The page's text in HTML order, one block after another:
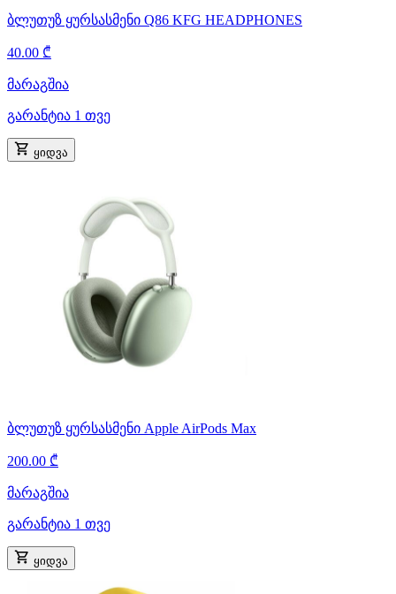
ბლუთუზ ყურსასმენი Q86 KFG HEADPHONES
40.00 ₾
მარაგშია
გარანტია 1 თვე
ყიდვა
ბლუთუზ ყურსასმენი Apple AirPods Max
200.00 ₾
მარაგშია
გარანტია 1 თვე
ყიდვა